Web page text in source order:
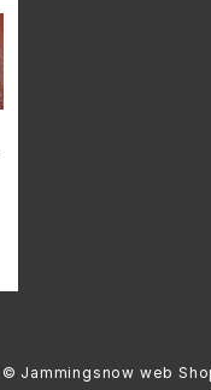
© Jammingsnow web